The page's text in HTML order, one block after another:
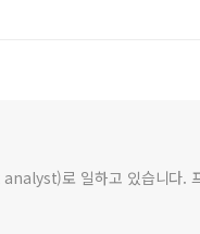
로 일하고 있습니다.